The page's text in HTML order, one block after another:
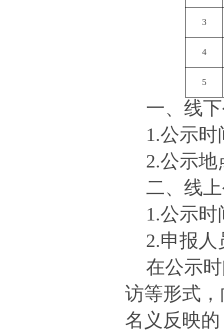
3
4
5
一、线
1.公示时
2.公示
二、线
1.公示时
2.申报
在公示
访等形式
名义反映